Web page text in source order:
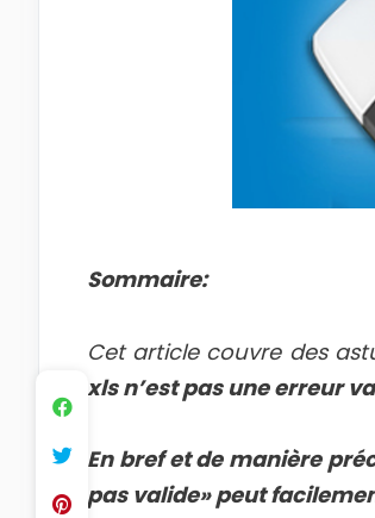
Sommaire:
Cet article couvre des
xls n’est pas une erreur
En bref et de manière
pas valide» peut